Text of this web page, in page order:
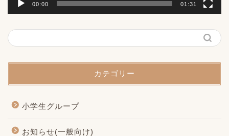
00:00 01:31
カテゴリー
小学生グループ
お知らせ(一般向け)